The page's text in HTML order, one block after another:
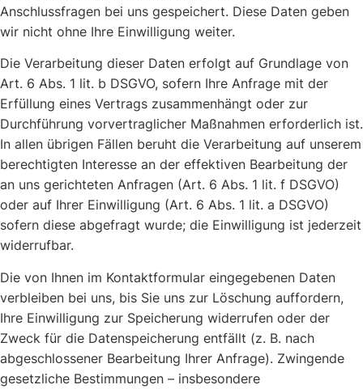
Anschlussfragen bei uns gespeichert. Diese Daten geben
wir nicht ohne Ihre Einwilligung weiter.
Die Verarbeitung dieser Daten erfolgt auf Grundlage von
Art. 6 Abs. 1 lit. b DSGVO, sofern Ihre Anfrage mit der
Erfüllung eines Vertrags zusammenhängt oder zur
Durchführung vorvertraglicher Maßnahmen erforderlich ist.
In allen übrigen Fällen beruht die Verarbeitung auf unserem
berechtigten Interesse an der effektiven Bearbeitung der
an uns gerichteten Anfragen (Art. 6 Abs. 1 lit. f DSGVO)
oder auf Ihrer Einwilligung (Art. 6 Abs. 1 lit. a DSGVO)
sofern diese abgefragt wurde; die Einwilligung ist jederzeit
widerrufbar.
Die von Ihnen im Kontaktformular eingegebenen Daten
verbleiben bei uns, bis Sie uns zur Löschung auffordern,
Ihre Einwilligung zur Speicherung widerrufen oder der
Zweck für die Datenspeicherung entfällt (z. B. nach
abgeschlossener Bearbeitung Ihrer Anfrage). Zwingende
gesetzliche Bestimmungen – insbesondere